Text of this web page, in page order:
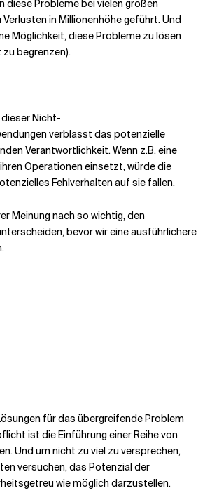
diese Probleme bei vielen großen
in Millionenhöhe geführt. Und
Möglichkeit, diese Probleme zu lösen
begrenzen).
Nicht-
verblasst das potenzielle
Verantwortlichkeit. Wenn z.B. eine
Operationen einsetzt, würde die
Fehlverhalten auf sie fallen.
Meinung nach so wichtig, den
bevor wir eine ausführlichere
für das übergreifende Problem
ist die Einführung einer Reihe von
Und um nicht zu viel zu versprechen,
versuchen, das Potenzial der
wie möglich darzustellen.